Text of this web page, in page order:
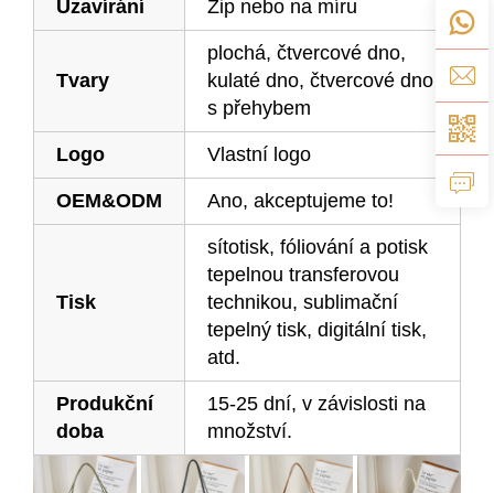
Uzavírání Zip nebo na míru
Tvary
plochá, čtvercové dno,
kulaté dno, čtvercové dno
s přehybem
Logo Vlastní logo
OEM&ODM Ano, akceptujeme to!
Tisk
sítotisk, fóliování a potisk
tepelnou transferovou
technikou, sublimační
tepelný tisk, digitální tisk,
atd.
Produkční
doba
15-25 dní, v závislosti na
množství.